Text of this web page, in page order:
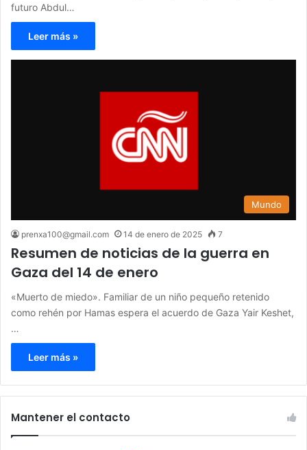
futuro Abdul…
Leer más »
Mundo
prenxa100@gmail.com 14 de enero de 2025 7
Resumen de noticias de la guerra en
Gaza del 14 de enero
«Muerto de miedo». Familiar de un niño pequeño retenido
como rehén por Hamas espera el acuerdo de Gaza Yair Keshet,
…
Leer más »
Mantener el contacto